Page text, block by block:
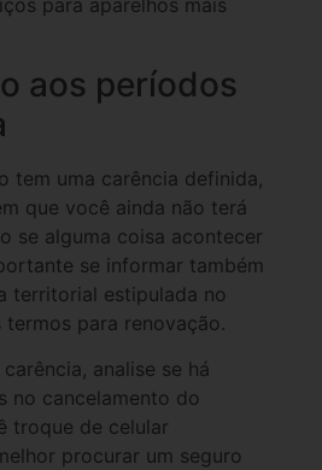
para aparelhos mais
aos períodos
tem uma carência definida,
que você ainda não terá
se alguma coisa acontecer
se informar também
territorial estipulada no
para renovação.
analise se há
no cancelamento do
troque de celular
procurar um seguro